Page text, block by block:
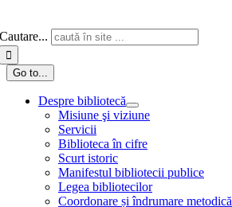
Cautare...
Go to...
Despre bibliotecă
Misiune şi viziune
Servicii
Biblioteca în cifre
Scurt istoric
Manifestul bibliotecii publice
Legea bibliotecilor
Coordonare și îndrumare metodică